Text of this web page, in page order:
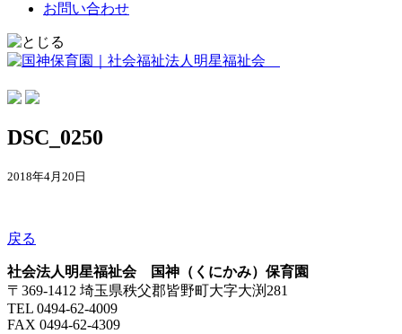
お問い合わせ
DSC_0250
2018年4月20日
戻る
社会法人明星福祉会 国神（くにかみ）保育園
〒369-1412 埼玉県秩父郡皆野町大字大渕281
TEL 0494-62-4009
FAX 0494-62-4309